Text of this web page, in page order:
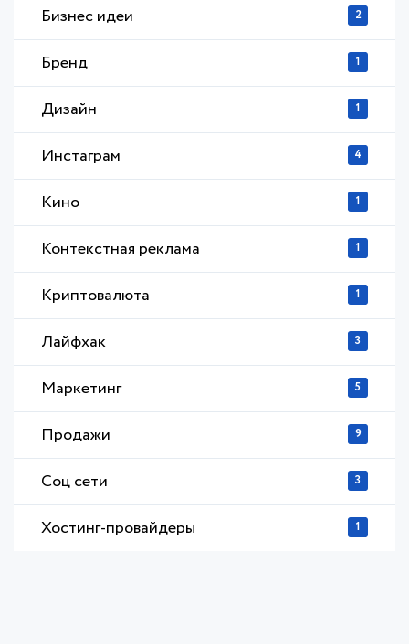
Бизнес идеи 2
Бренд 1
Дизайн 1
Инстаграм 4
Кино 1
Контекстная реклама 1
Криптовалюта 1
Лайфхак 3
Маркетинг 5
Продажи 9
Соц сети 3
Хостинг-провайдеры 1